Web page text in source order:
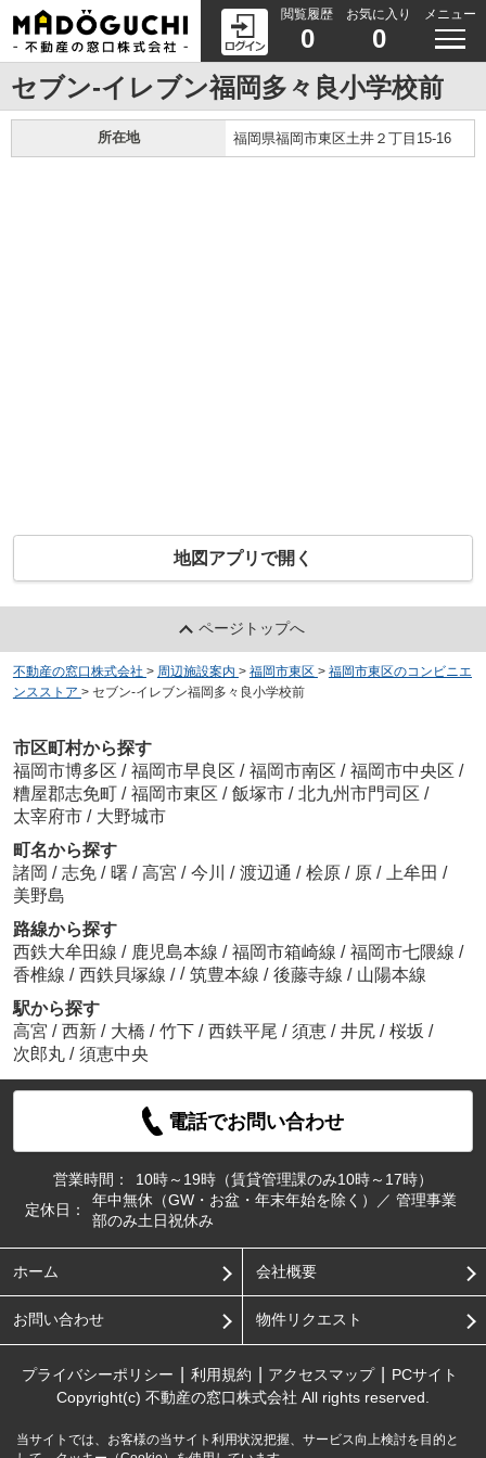
閲覧履歴
0
お気に入り
0
メニュー
セブン-イレブン福岡多々良小学校前
所在地 福岡県福岡市東区土井２丁目15-16
地図アプリで開く
ページトップへ
不動産の窓口株式会社 > 周辺施設案内 > 福岡市東区 > 福岡市東区のコンビニエ
ンスストア > セブン-イレブン福岡多々良小学校前
市区町村から探す
福岡市博多区 / 福岡市早良区 / 福岡市南区 / 福岡市中央区 /
糟屋郡志免町 / 福岡市東区 / 飯塚市 / 北九州市門司区 /
太宰府市 / 大野城市
町名から探す
諸岡 / 志免 / 曙 / 高宮 / 今川 / 渡辺通 / 桧原 / 原 / 上牟田 /
美野島
路線から探す
西鉄大牟田線 / 鹿児島本線 / 福岡市箱崎線 / 福岡市七隈線 /
香椎線 / 西鉄貝塚線 / / 筑豊本線 / 後藤寺線 / 山陽本線
駅から探す
高宮 / 西新 / 大橋 / 竹下 / 西鉄平尾 / 須恵 / 井尻 / 桜坂 /
次郎丸 / 須恵中央
電話でお問い合わせ
営業時間：
10時～19時（賃貸管理課のみ10時～17時）
定休日：
年中無休（GW・お盆・年末年始を除く）／ 管理事業
部のみ土日祝休み
ホーム 会社概要
お問い合わせ 物件リクエスト
プライバシーポリシー 利用規約 アクセスマップ
PCサイト
Copyright(c) 不動産の窓口株式会社 All rights reserved.
当サイトでは、お客様の当サイト利用状況把握、サービス向上検討を目的と